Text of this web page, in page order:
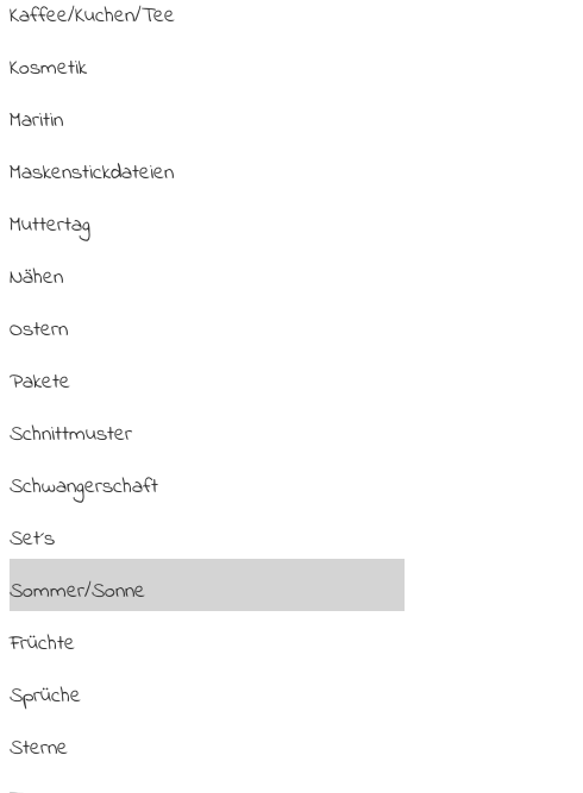
Kaffee/Kuchen/Tee
Kosmetik
Maritin
Maskenstickdateien
Muttertag
Nähen
Ostern
Pakete
Schnittmuster
Schwangerschaft
Set´s
Sommer/Sonne
Früchte
Sprüche
Sterne